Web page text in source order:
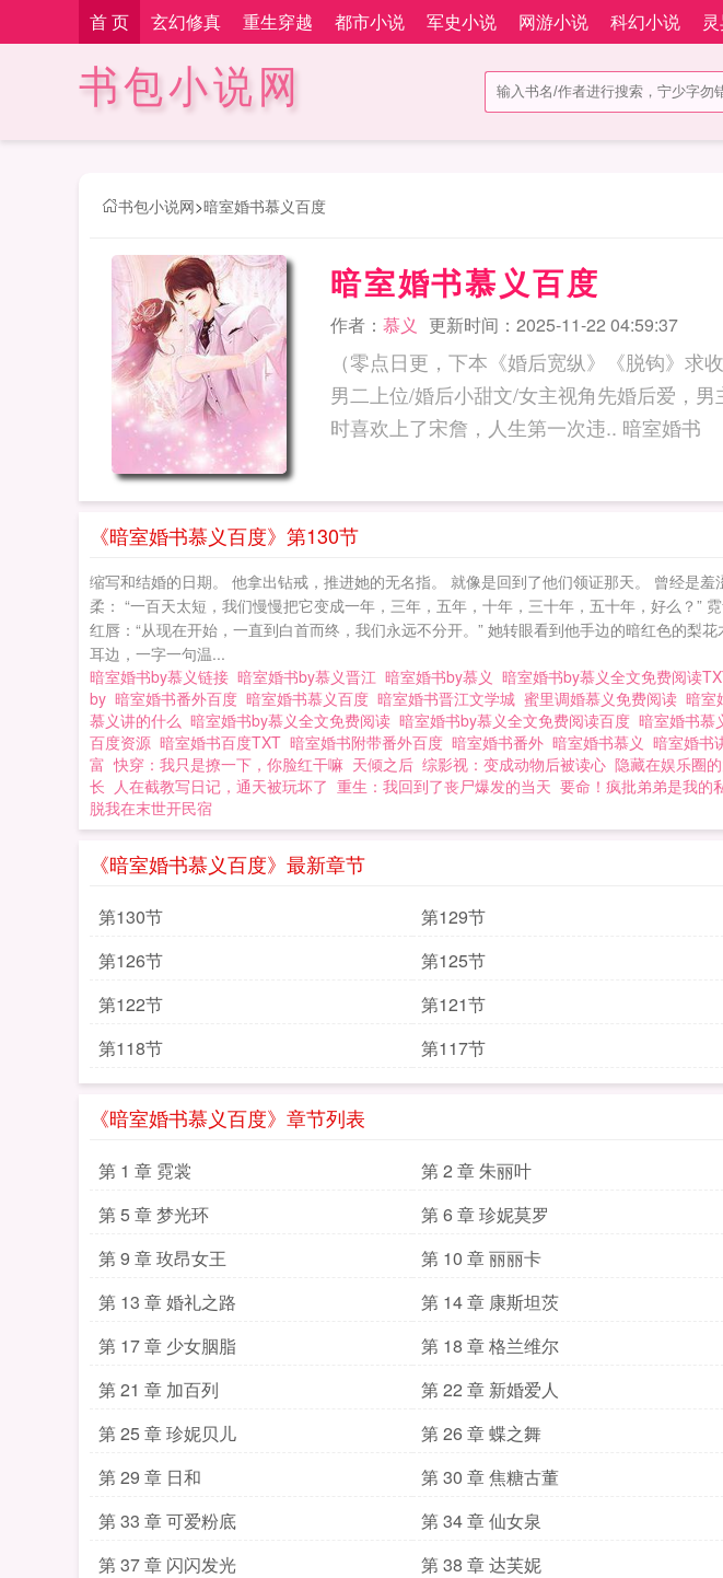
首 页 玄幻修真 重生穿越 都市小说 军史小说 网游小说 科幻小说
书包小说网
书包小说网>暗室婚书慕义百度
暗室婚书慕义百度
作者： 慕义 更新时间：2025-11-22 04:59:37
（零点日更，下本《婚后宽纵》《脱钩》求
男二上位/婚后小甜文/女主视角先婚后爱，
时喜欢上了宋詹，人生第一次违.. 暗室婚书
《暗室婚书慕义百度》第130节
缩写和结婚的日期。 他拿出钻戒，推进她的无名指。 就像是回到了他们领证那天。 曾经是
柔： “一百天太短，我们慢慢把它变成一年，三年，五年，十年，三十年，五十年，好么？
红唇：“从现在开始，一直到白首而终，我们永远不分开。” 她转眼看到他手边的暗红色的
耳边，一字一句温...
暗室婚书by慕义链接 暗室婚书by慕义晋江 暗室婚书by慕义 暗室婚书by慕义全文免费阅读
by 暗室婚书番外百度 暗室婚书慕义百度 暗室婚书晋江文学城 蜜里调婚慕义免费阅读 暗室
慕义讲的什么 暗室婚书by慕义全文免费阅读 暗室婚书by慕义全文免费阅读百度 暗室婚书慕
百度资源 暗室婚书百度TXT 暗室婚书附带番外百度 暗室婚书番外 暗室婚书慕义 暗室婚书
富 快穿：我只是撩一下，你脸红干嘛 天倾之后 综影视：变成动物后被读心 隐藏在娱乐圈
长 人在截教写日记，通天被玩坏了 重生：我回到了丧尸爆发的当天 要命！疯批弟弟是我的
脱我在末世开民宿
《暗室婚书慕义百度》最新章节
第130节 第129节
第126节
第125节
第122节
第121节
第118节
第117节
《暗室婚书慕义百度》章节列表
第 1 章 霓裳 第 2 章 朱丽叶
第 5 章 梦光环
第 6 章 珍妮莫罗
第 9 章 玫昂女王
第 10 章 丽丽卡
第 13 章 婚礼之路
第 14 章 康斯坦茨
第 17 章 少女胭脂
第 18 章 格兰维尔
第 21 章 加百列
第 22 章 新婚爱人
第 25 章 珍妮贝儿
第 26 章 蝶之舞
第 29 章 日和
第 30 章 焦糖古董
第 33 章 可爱粉底
第 34 章 仙女泉
第 37 章 闪闪发光
第 38 章 达芙妮